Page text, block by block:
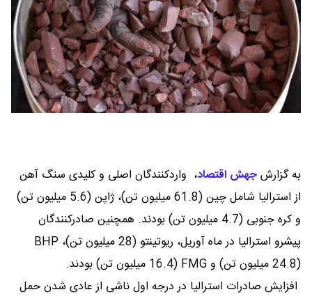
به گزارشجهش اقتصاد، واردکنندگان اصلی و کلیدی سنگ آهن
از استرالیا شامل چین (61.8 میلیون تن)، ژاپن (5.6 میلیون تن)
و کره جنوبی (4.7 میلیون تن) بودند. همچنین صادرکنندگان
پیشرو استرالیا در ماه آوریل، ریوتینتو (28 میلیون تن)، BHP
(24.8 میلیون تن) و FMG (16.4 میلیون تن) بودند.
افزایش صادرات استرالیا در درجه اول ناشی از عادی شدن حمل